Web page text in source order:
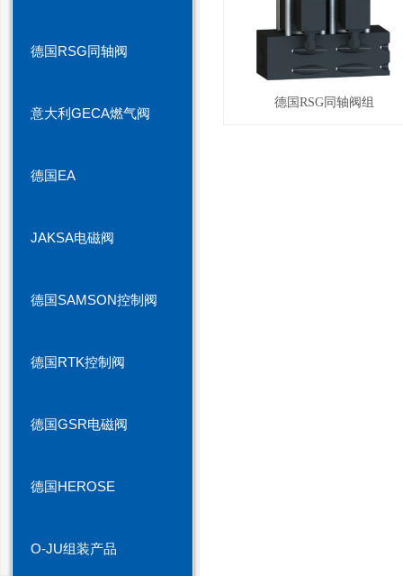
德国RSG同轴阀组
德国RSG同轴阀
意大利GECA燃气阀
德国EA
JAKSA电磁阀
德国SAMSON控制阀
德国RTK控制阀
德国GSR电磁阀
德国HEROSE
O-JU组装产品